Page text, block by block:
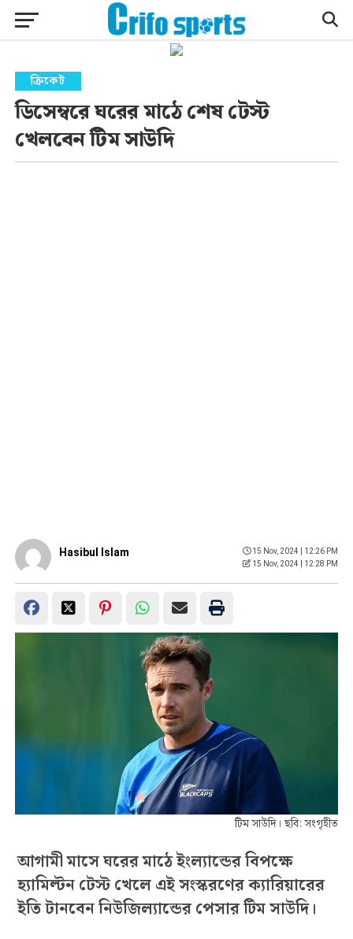
ক্রিকেট
ডিসেম্বরে ঘরের মাঠে শেষ টেস্ট
খেলবেন টিম সাউদি
Hasibul Islam
15 Nov, 2024 | 12:26 PM
15 Nov, 2024 | 12:28 PM
টিম সাউদি। ছবি: সংগৃহীত
আগামী মাসে ঘরের মাঠে ইংল্যান্ডের বিপক্ষে
হ্যামিল্টন টেস্ট খেলে এই সংস্করণের ক্যারিয়ারের
ইতি টানবেন নিউজিল্যান্ডের পেসার টিম সাউদি।